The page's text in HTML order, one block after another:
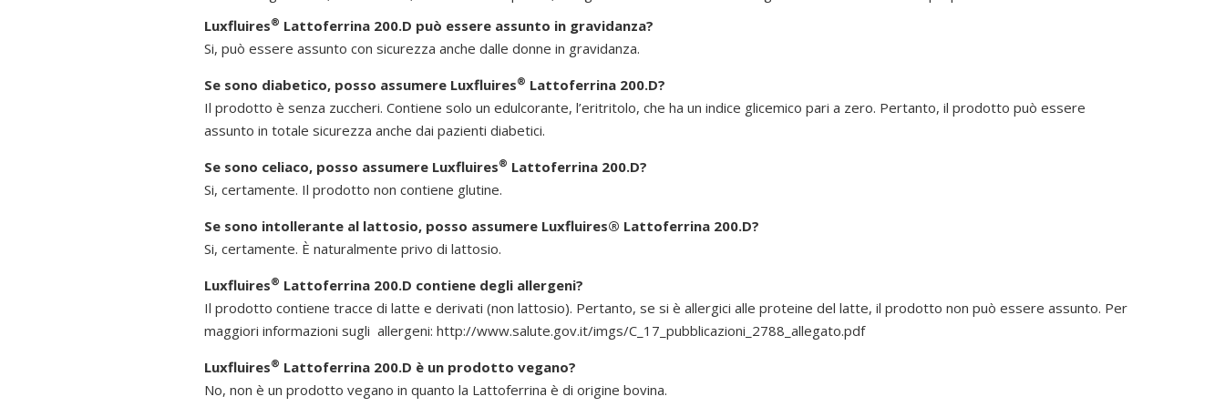
Luxfluires® Lattoferrina 200.D può essere assunto in gravidanza?
Si, può essere assunto con sicurezza anche dalle donne in gravidanza.
Se sono diabetico, posso assumere Luxfluires® Lattoferrina 200.D?
Il prodotto è senza zuccheri. Contiene solo un edulcorante, l’eritritolo, che ha un indice glicemico pari a zero. Pertanto, il prodotto può essere
assunto in totale sicurezza anche dai pazienti diabetici.
Se sono celiaco, posso assumere Luxfluires® Lattoferrina 200.D?
Si, certamente. Il prodotto non contiene glutine.
Se sono intollerante al lattosio, posso assumere Luxfluires® Lattoferrina 200.D?
Si, certamente. È naturalmente privo di lattosio.
Luxfluires® Lattoferrina 200.D contiene degli allergeni?
Il prodotto contiene tracce di latte e derivati (non lattosio). Pertanto, se si è allergici alle proteine del latte, il prodotto non può essere assunto. Per
maggiori informazioni sugli allergeni:http://www.salute.gov.it/imgs/C_17_pubblicazioni_2788_allegato.pdf
Luxfluires® Lattoferrina 200.D è un prodotto vegano?
No, non è un prodotto vegano in quanto la Lattoferrina è di origine bovina.